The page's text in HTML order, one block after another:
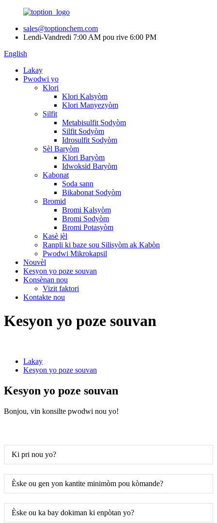
sales@toptionchem.com
Lendi-Vandredi 7:00 AM pou rive 6:00 PM
English
Lakay
Pwodwi yo
Klori
Klori Kalsyòm
Klori Manyezyòm
Silfit
Metabisulfit Sodyòm
Silfit Sodyòm
Idrosulfit Sodyòm
Sèl Baryòm
Klori Baryòm
Idwoksid Baryòm
Kabonat
Soda sann
Bikabonat Sodyòm
Bromid
Bromi Kalsyòm
Bromi Sodyòm
Bromi Potasyòm
Kasè jèl
Ranpli ki baze sou Silisyòm ak Kabòn
Pwodwi Mikrokapsil
Nouvèl
Kesyon yo poze souvan
Konsènan nou
Vizit faktori
Kontakte nou
Kesyon yo poze souvan
Lakay
Kesyon yo poze souvan
Kesyon yo poze souvan
Bonjou, vin konsilte pwodwi nou yo!
Ki pri nou yo?
Èske ou gen yon kantite minimòm pou kòmande?
Èske ou ka bay dokiman ki enpòtan yo?